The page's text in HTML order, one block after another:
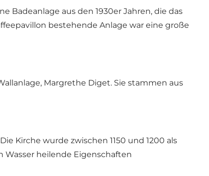
Badeanlage aus den 1930er Jahren, die das
bestehende Anlage war eine große
Margrethe Diget. Sie stammen aus
Kirche wurde zwischen 1150 und 1200 als
Wasser heilende Eigenschaften